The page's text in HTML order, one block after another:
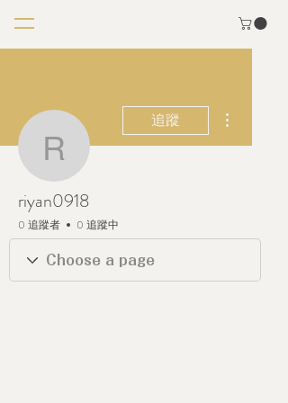
riyan0918
追蹤
riyan0918
0 追蹤者 0 追蹤中